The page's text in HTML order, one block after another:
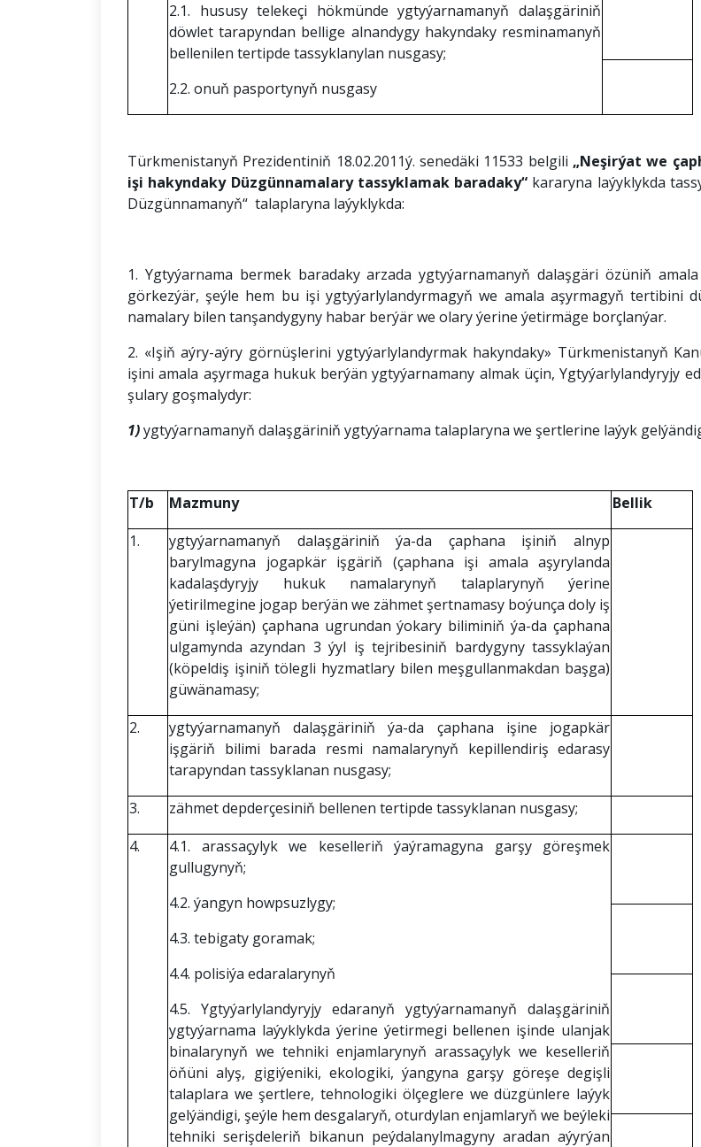
2.1. hususy telekeçi hökmünde ygtyýarnamanyň dalaşgäriniň
döwlet tarapyndan bellige alnandygy hakyndaky resminamanyň
bellenilen tertipde tassyklanylan nusgasy;
2.2. onuň pasportynyň nusgasy
Türkmenistanyň Prezidentiniň 18.02.2011ý. senedäki 11533 belgili „Neşirýat we ç
işi hakyndaky Düzgünnamalary tassyklamak baradaky“ kararyna laýyklykda
Düzgünnamanyň“ talaplaryna laýyklykda:
1. Ygtyýarnama bermek baradaky arzada ygtyýarnamanyň dalaşgäri özüniň
görkezýär, şeýle hem bu işi ygtyýarlylandyrmagyň we amala aşyrmagyň tertibini
namalary bilen tanşandygyny habar berýär we olary ýerine ýetirmäge borçlanýar.
2. «Işiň aýry-aýry görnüşlerini ygtyýarlylandyrmak hakyndaky» Türkmenistanyň
işini amala aşyrmaga hukuk berýän ygtyýarnamany almak üçin, Ygtyýarlylandyryjy
şulary goşmalydyr:
1)ygtyýarnamanyň dalaşgäriniň ygtyýarnama talaplaryna we şertlerine laýyk
T/b Mazmuny
Bellik
1.
ygtyýarnamanyň dalaşgäriniň ýa-da çaphana işiniň alnyp
barylmagyna jogapkär işgäriň (çaphana işi amala aşyrylanda
kadalaşdyryjy hukuk namalarynyň talaplarynyň ýerine
ýetirilmegine jogap berýän we zähmet şertnamasy boýunça doly iş
güni işleýän) çaphana ugrundan ýokary biliminiň ýa-da çaphana
ulgamynda azyndan 3 ýyl iş tejribesiniň bardygyny tassyklaýan
(köpeldiş işiniň tölegli hyzmatlary bilen meşgullanmakdan başga)
güwänamasy;
2.
ygtyýarnamanyň dalaşgäriniň ýa-da çaphana işine jogapkär
işgäriň bilimi barada resmi namalarynyň kepillendiriş edarasy
tarapyndan tassyklanan nusgasy;
3.
zähmet depderçesiniň bellenen tertipde tassyklanan nusgasy;
4.
4.1. arassaçylyk we keselleriň ýaýramagyna garşy göreşmek
gullugynyň;
4.2. ýangyn howpsuzlygy;
4.3. tebigaty goramak;
4.4. polisiýa edaralarynyň
4.5. Ygtyýarlylandyryjy edaranyň ygtyýarnamanyň dalaşgäriniň
ygtyýarnama laýyklykda ýerine ýetirmegi bellenen işinde ulanjak
binalarynyň we tehniki enjamlarynyň arassaçylyk we keselleriň
öňüni alyş, gigiýeniki, ekologiki, ýangyna garşy göreşe degişli
talaplara we şertlere, tehnologiki ölçeglere we düzgünlere laýyk
gelýändigi, şeýle hem desgalaryň, oturdylan enjamlaryň we beýleki
tehniki serişdeleriň bikanun peýdalanylmagyny aradan aýyrýan